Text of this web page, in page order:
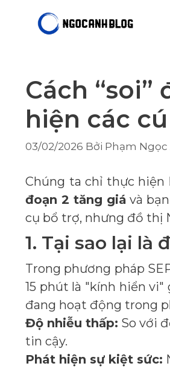
Cách “soi”
hiện các
03/02/2026 Bởi Phạm Ngọc
Chúng ta chỉ thực
đoạn 2 tăng giá và
cụ bổ trợ, nhưng đồ thị
1. Tại sao lại là
Trong phương pháp
15 phút là "kính hiển
đang hoạt động trong
Độ nhiễu thấp: So với
tin cậy.
Phát hiện sự kiệt sức: